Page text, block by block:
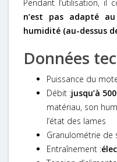
Pendant l’utilisation, il
n’est pas adapté
humidité (au-dessus
Données
Puissance du
Débit :jusqu’à
matériau, son
l’état des lames
Granulométrie de
Entraînement :